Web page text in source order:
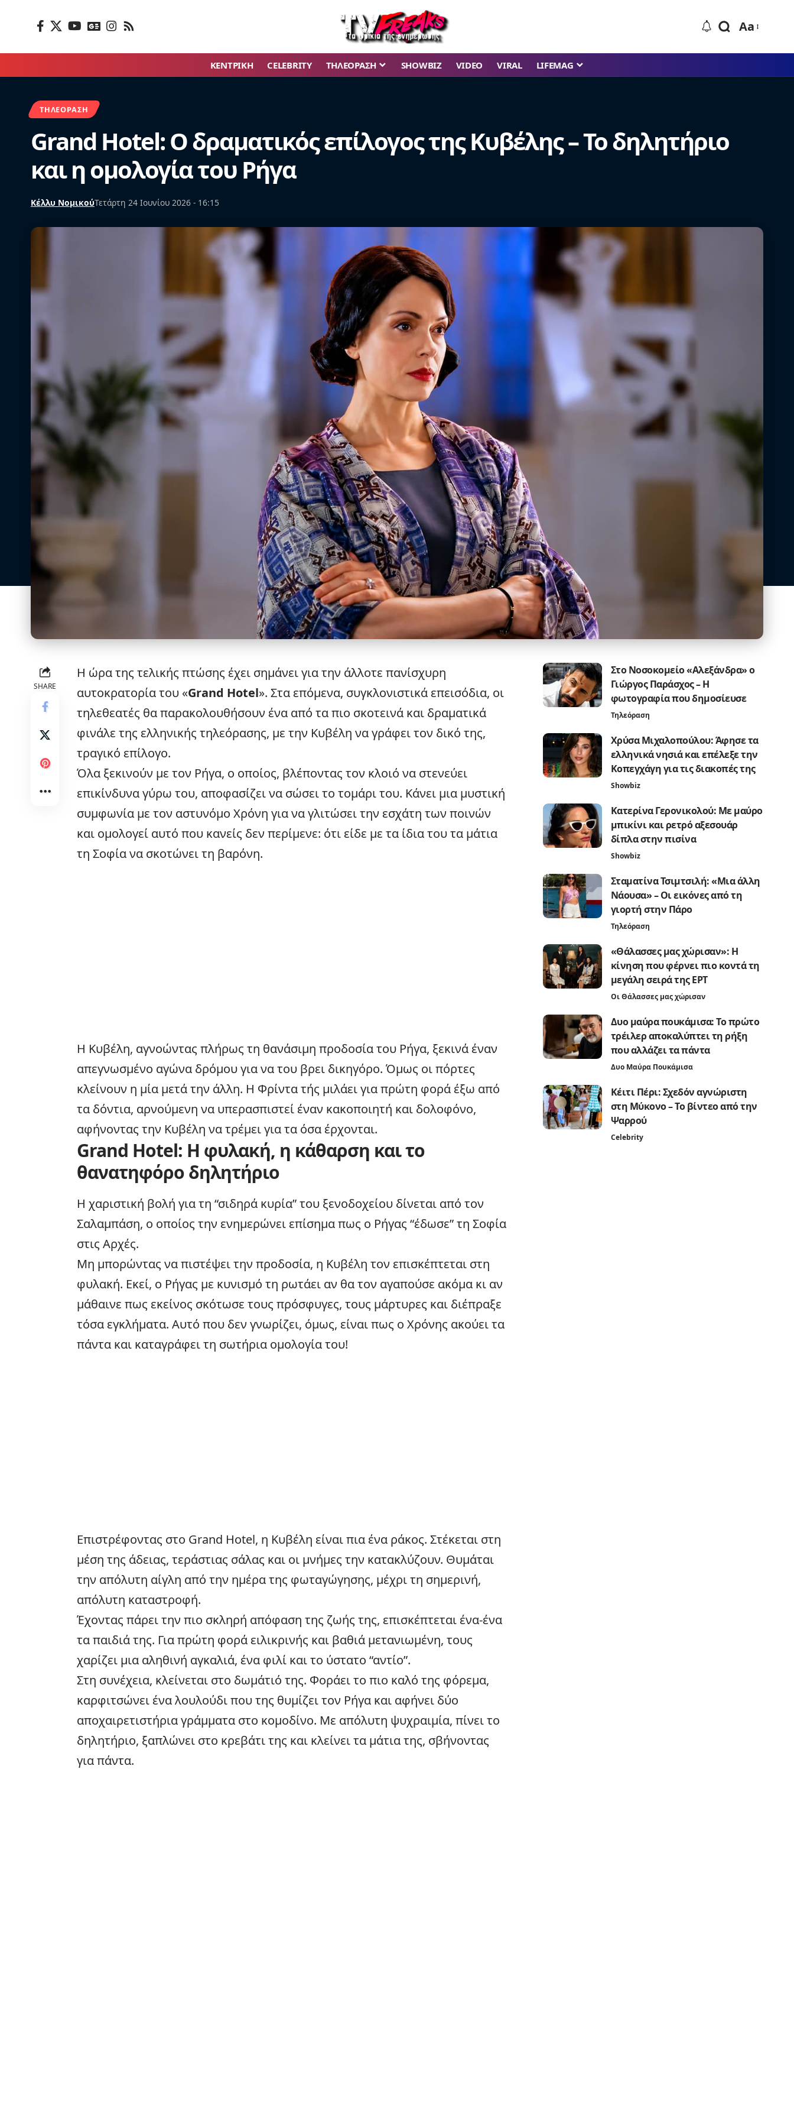
Aa
ΚΕΝΤΡΙΚΗ CELEBRITY ΤΗΛΕΟΡΑΣΗ SHOWBIZ VIDEO VIRAL LIFEMAG
ΤΗΛΕΌΡΑΣΗ
Grand Hotel: Ο δραματικός επίλογος της Κυβέλης – Το δηλητήριο
και η ομολογία του Ρήγα
Κέλλυ ΝομικούΤετάρτη 24 Ιουνίου 2026 - 16:15
SHARE
Η ώρα της τελικής πτώσης έχει σημάνει για την άλλοτε πανίσχυρη
αυτοκρατορία του «Grand Hotel». Στα επόμενα, συγκλονιστικά επεισόδια, οι
τηλεθεατές θα παρακολουθήσουν ένα από τα πιο σκοτεινά και δραματικά
φινάλε της ελληνικής τηλεόρασης, με την Κυβέλη να γράφει τον δικό της,
τραγικό επίλογο.
Όλα ξεκινούν με τον Ρήγα, ο οποίος, βλέποντας τον κλοιό να στενεύει
επικίνδυνα γύρω του, αποφασίζει να σώσει το τομάρι του. Κάνει μια μυστική
συμφωνία με τον αστυνόμο Χρόνη για να γλιτώσει την εσχάτη των ποινών
και ομολογεί αυτό που κανείς δεν περίμενε: ότι είδε με τα ίδια του τα μάτια
τη Σοφία να σκοτώνει τη βαρόνη.
Η Κυβέλη, αγνοώντας πλήρως τη θανάσιμη προδοσία του Ρήγα, ξεκινά έναν
απεγνωσμένο αγώνα δρόμου για να του βρει δικηγόρο. Όμως οι πόρτες
κλείνουν η μία μετά την άλλη. Η Φρίντα τής μιλάει για πρώτη φορά έξω από
τα δόντια, αρνούμενη να υπερασπιστεί έναν κακοποιητή και δολοφόνο,
αφήνοντας την Κυβέλη να τρέμει για τα όσα έρχονται.
Grand Hotel: Η φυλακή, η κάθαρση και το
θανατηφόρο δηλητήριο
Η χαριστική βολή για τη “σιδηρά κυρία” του ξενοδοχείου δίνεται από τον
Σαλαμπάση, ο οποίος την ενημερώνει επίσημα πως ο Ρήγας “έδωσε” τη Σοφία
στις Αρχές.
Μη μπορώντας να πιστέψει την προδοσία, η Κυβέλη τον επισκέπτεται στη
φυλακή. Εκεί, ο Ρήγας με κυνισμό τη ρωτάει αν θα τον αγαπούσε ακόμα κι αν
μάθαινε πως εκείνος σκότωσε τους πρόσφυγες, τους μάρτυρες και διέπραξε
τόσα εγκλήματα. Αυτό που δεν γνωρίζει, όμως, είναι πως ο Χρόνης ακούει τα
πάντα και καταγράφει τη σωτήρια ομολογία του!
Επιστρέφοντας στο Grand Hotel, η Κυβέλη είναι πια ένα ράκος. Στέκεται στη
μέση της άδειας, τεράστιας σάλας και οι μνήμες την κατακλύζουν. Θυμάται
την απόλυτη αίγλη από την ημέρα της φωταγώγησης, μέχρι τη σημερινή,
απόλυτη καταστροφή.
Έχοντας πάρει την πιο σκληρή απόφαση της ζωής της, επισκέπτεται ένα-ένα
τα παιδιά της. Για πρώτη φορά ειλικρινής και βαθιά μετανιωμένη, τους
χαρίζει μια αληθινή αγκαλιά, ένα φιλί και το ύστατο “αντίο”.
Στη συνέχεια, κλείνεται στο δωμάτιό της. Φοράει το πιο καλό της φόρεμα,
καρφιτσώνει ένα λουλούδι που της θυμίζει τον Ρήγα και αφήνει δύο
αποχαιρετιστήρια γράμματα στο κομοδίνο. Με απόλυτη ψυχραιμία, πίνει το
δηλητήριο, ξαπλώνει στο κρεβάτι της και κλείνει τα μάτια της, σβήνοντας
για πάντα.
Στο Νοσοκομείο «Αλεξάνδρα» ο
Γιώργος Παράσχος – Η
φωτογραφία που δημοσίευσε
Τηλεόραση
Χρύσα Μιχαλοπούλου: Άφησε τα
ελληνικά νησιά και επέλεξε την
Κοπεγχάγη για τις διακοπές της
Showbiz
Κατερίνα Γερονικολού: Με μαύρο
μπικίνι και ρετρό αξεσουάρ
δίπλα στην πισίνα
Showbiz
Σταματίνα Τσιμτσιλή: «Μια άλλη
Νάουσα» – Οι εικόνες από τη
γιορτή στην Πάρο
Τηλεόραση
«Θάλασσες μας χώρισαν»: Η
κίνηση που φέρνει πιο κοντά τη
μεγάλη σειρά της ΕΡΤ
Οι Θάλασσες μας χώρισαν
Δυο μαύρα πουκάμισα: Το πρώτο
τρέιλερ αποκαλύπτει τη ρήξη
που αλλάζει τα πάντα
Δυο Μαύρα Πουκάμισα
Κέιτι Πέρι: Σχεδόν αγνώριστη
στη Μύκονο – Το βίντεο από την
Ψαρρού
Celebrity